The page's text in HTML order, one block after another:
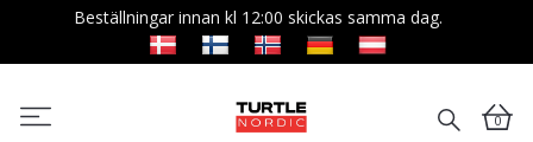
Beställningar innan kl 12:00 skickas samma dag.
0